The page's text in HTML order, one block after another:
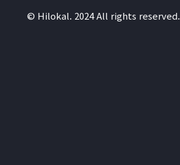
© Hilokal. 2024 All rights reserved.